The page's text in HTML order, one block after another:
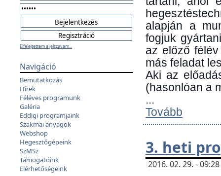
Elfelejtettem a jelszavam...
Navigáció
Bemutatkozás
Hírek
Féléves programunk
Galéria
Eddigi programjaink
Szakmai anyagok
Webshop
Hegesztőgépeink
SzMSz
Támogatóink
Elérhetőségeink
alapján a
fogjuk
az előző
más feladat
Aki az
(hasonlóan a
...
Tovább
3. heti
2016. 02. 29. -